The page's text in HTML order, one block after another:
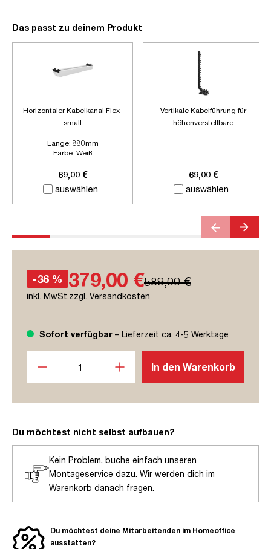
Das passt zu deinem Produkt
auswählen
Horizontaler Kabelkanal Flex-
small
Länge: 880mm
Farbe: Weiß
69,00 €
auswählen
Vertikale Kabelführung für
höhenverstellbare
69,00 €
-36 % 379,00 €589,00 €
inkl. MwSt.zzgl. Versandkosten
Sofort verfügbar – Lieferzeit ca. 4-5 Werktage
In den Warenkorb
Du möchtest nicht selbst aufbauen?
Kein Problem, buche einfach unseren
Montageservice dazu. Wir werden dich im
Warenkorb danach fragen.
Du möchtest deine Mitarbeitenden im Homeoffice
ausstatten?